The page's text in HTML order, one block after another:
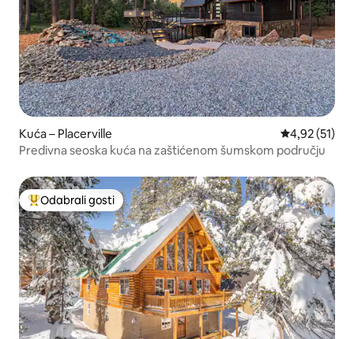
Kuća – Placerville Prosječna
4,92 (51)
Predivna seoska kuća na zaštićenom šumskom području
Među najviše rangiranima s oznakom „Odabrali gosti”
Odabrali gosti